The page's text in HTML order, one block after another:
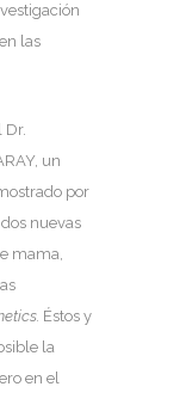
las
Dr.
un
por
nuevas
mama,
Éstos y
la
en el